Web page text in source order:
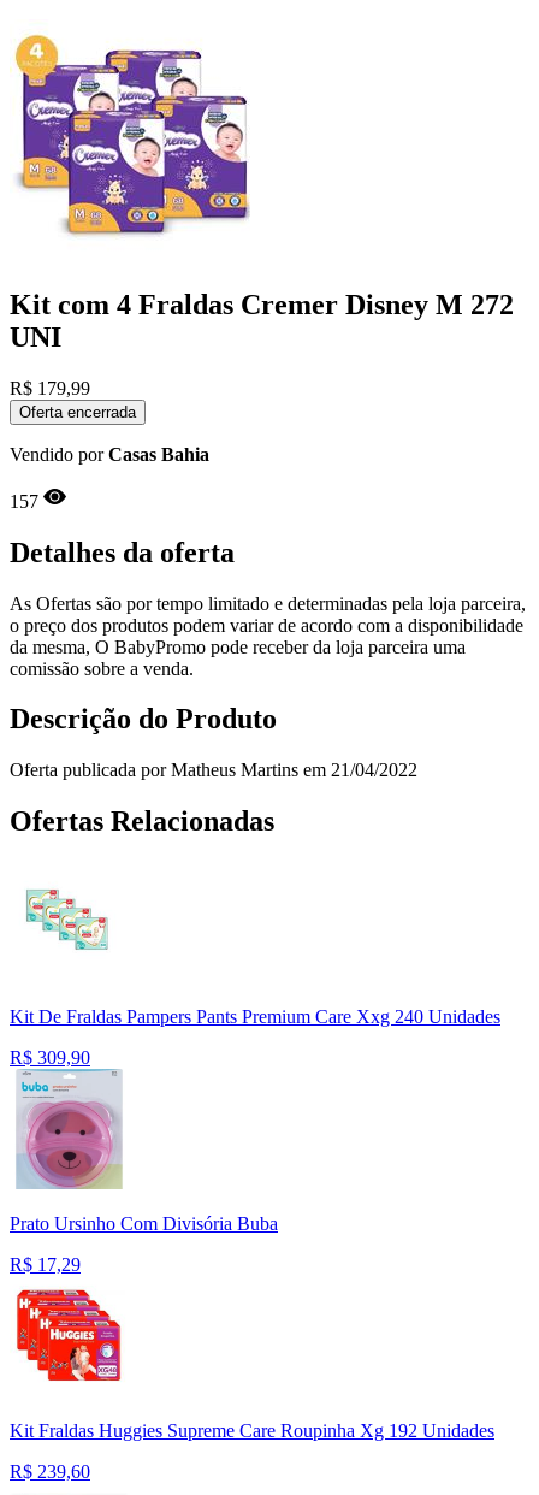
Kit com 4 Fraldas Cremer Disney M 272
UNI
R$ 179,99
Oferta encerrada
Vendido porCasas Bahia
157
Detalhes da oferta
As Ofertas são por tempo limitado e determinadas pela loja parceira,
o preço dos produtos podem variar de acordo com a disponibilidade
da mesma, O BabyPromo pode receber da loja parceira uma
comissão sobre a venda.
Descrição do Produto
Oferta publicada por Matheus Martins em 21/04/2022
Ofertas Relacionadas
Kit De Fraldas Pampers Pants Premium Care Xxg 240 Unidades
R$ 309,90
Prato Ursinho Com Divisória Buba
R$ 17,29
Kit Fraldas Huggies Supreme Care Roupinha Xg 192 Unidades
R$ 239,60